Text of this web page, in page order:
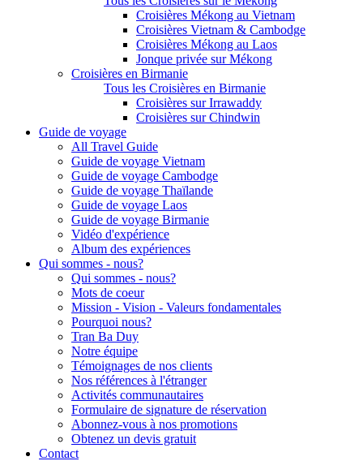
Croisières Mékong au Vietnam
Croisières Vietnam & Cambodge
Croisières Mékong au Laos
Jonque privée sur Mékong
Croisières en Birmanie
Tous les Croisières en Birmanie
Croisières sur Irrawaddy
Croisières sur Chindwin
Guide de voyage
All Travel Guide
Guide de voyage Vietnam
Guide de voyage Cambodge
Guide de voyage Thaïlande
Guide de voyage Laos
Guide de voyage Birmanie
Vidéo d'expérience
Album des expériences
Qui sommes - nous?
Qui sommes - nous?
Mots de coeur
Mission - Vision - Valeurs fondamentales
Pourquoi nous?
Tran Ba Duy
Notre équipe
Témoignages de nos clients
Nos références à l'étranger
Activités communautaires
Formulaire de signature de réservation
Abonnez-vous à nos promotions
Obtenez un devis gratuit
Contact